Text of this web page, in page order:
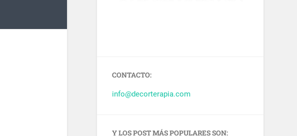
CONTACTO:
info@decorterapia.com
Y LOS POST MÁS POPULARES SON: